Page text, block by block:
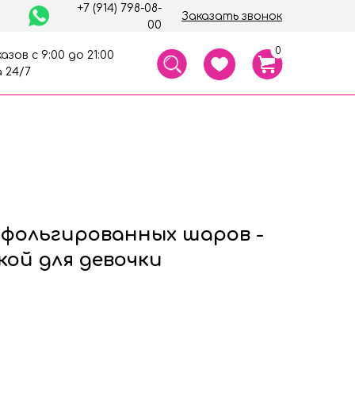
Заказать звонок
+7 (914) 798-08-
00
с 9:00 до 21:00
24/7
0
шаров -
для девочки